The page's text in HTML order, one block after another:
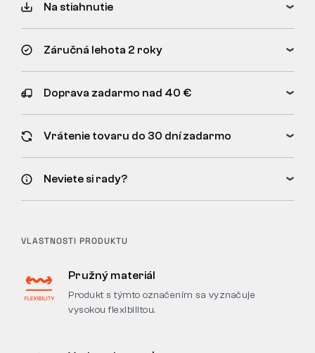
Na stiahnutie
Záručná lehota 2 roky
Doprava zadarmo nad 40 €
Vrátenie tovaru do 30 dní zadarmo
Neviete si rady?
VLASTNOSTI PRODUKTU
Pružný materiál
Produkt s týmto označením sa vyznačuje
vysokou flexibilitou.